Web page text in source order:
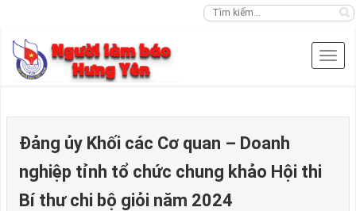
Đảng ủy Khối các Cơ quan – Doanh
nghiệp tỉnh tổ chức chung khảo Hội thi
Bí thư chi bộ giỏi năm 2024